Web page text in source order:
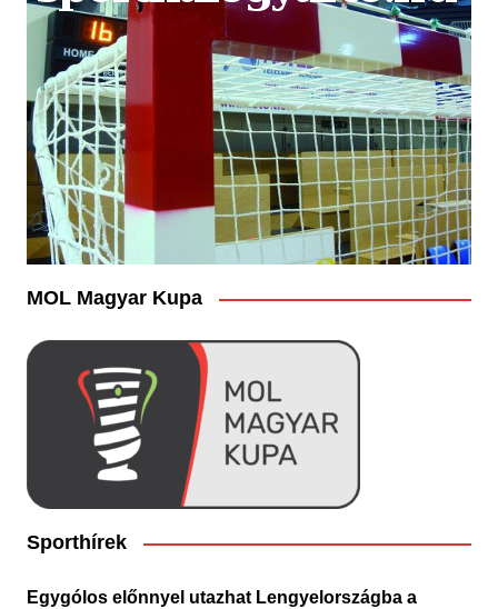
MOL Magyar Kupa
Sporthírek
Egygólos előnnyel utazhat Lengyelországba a